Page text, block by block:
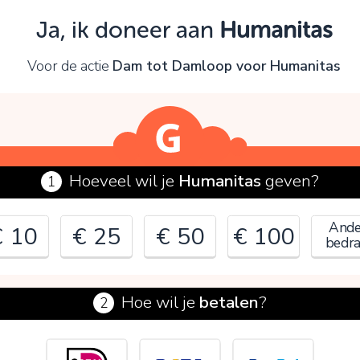
Ja, ik doneer aan Humanitas
Voor de actie Dam tot Damloop voor Humanitas
1 Hoeveel wil je Humanitas geven?
10 € 25 € 50 € 100
€
2 Hoe wil je betalen?
Oeps!
kunt nog niet verder vanwege:
OK